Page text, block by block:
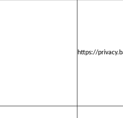
https://